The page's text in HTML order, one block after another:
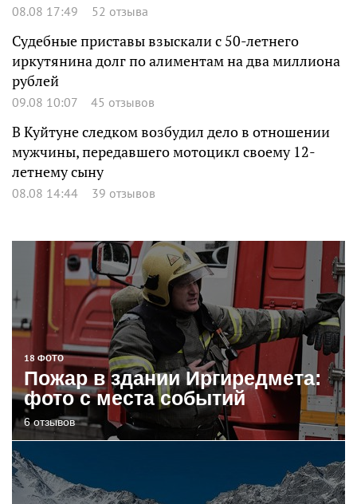
08.08 17:49 52 отзыва
Судебные приставы взыскали с 50-летнего
иркутянина долг по алиментам на два миллиона
рублей
09.08 10:07 45 отзывов
В Куйтуне следком возбудил дело в отношении
мужчины, передавшего мотоцикл своему 12-
летнему сыну
08.08 14:44 39 отзывов
18 ФОТО
Пожар в здании Иргиредмета:
фото с места событий
6 отзывов